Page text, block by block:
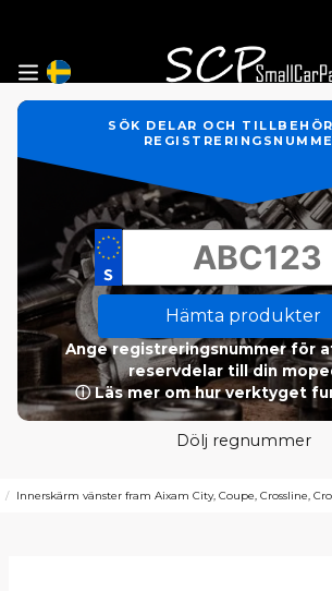
SÖK DELAR OCH
Hämta produkter
Ange registreringsnummer för
reservdelar till din
ⓘ Läs mer om hur verktyget
Dölj regnummer
Innerskärm vänster fram Aixam City, Coupe, Crossline,